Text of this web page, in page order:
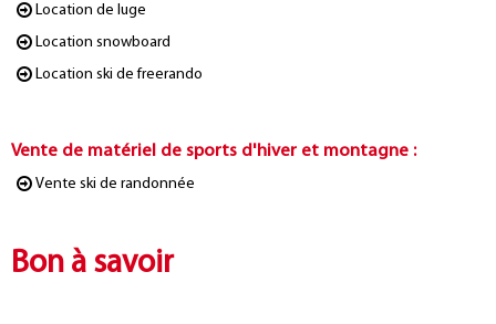
Location de luge
Location snowboard
Location ski de freerando
Vente de matériel de sports d'hiver et montagne :
Vente ski de randonnée
Bon à savoir